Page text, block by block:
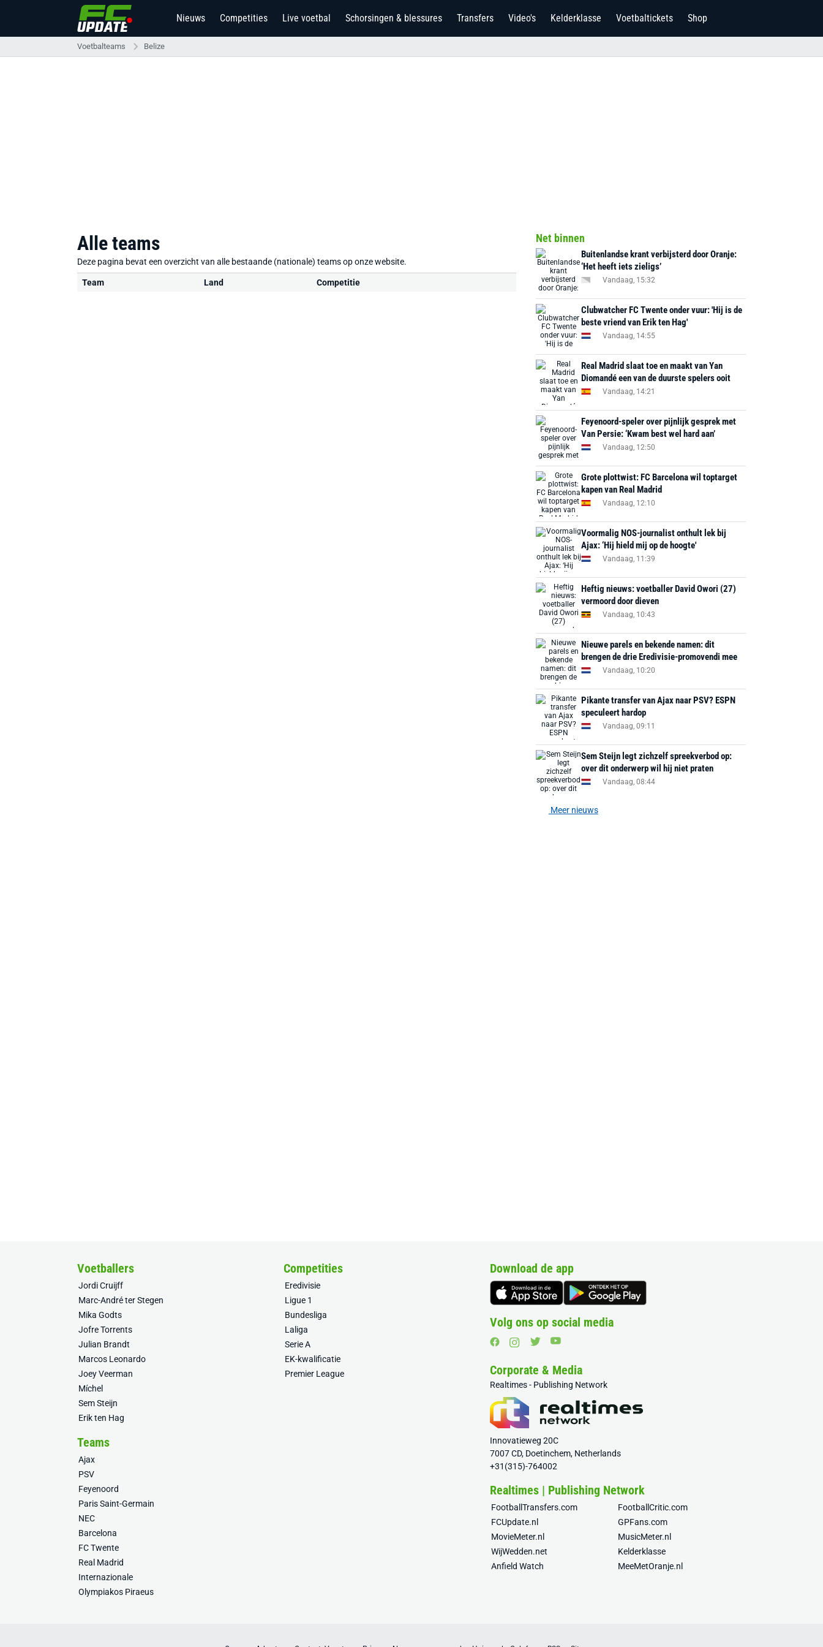
Nieuws Competities Live voetbal Schorsingen & blessures Transfers Video's Kelderklasse Voetbaltickets Shop
Voetbalteams Belize
Alle teams
Deze pagina bevat een overzicht van alle bestaande (nationale) teams op onze website.
Team Land Competitie
Net binnen
Buitenlandse krant verbijsterd door Oranje:
‘Het heeft iets zieligs’
Vandaag, 15:32
Clubwatcher FC Twente onder vuur: 'Hij is de
beste vriend van Erik ten Hag'
Vandaag, 14:55
Real Madrid slaat toe en maakt van Yan
Diomandé een van de duurste spelers ooit
Vandaag, 14:21
Feyenoord-speler over pijnlijk gesprek met
Van Persie: ‘Kwam best wel hard aan’
Vandaag, 12:50
Grote plottwist: FC Barcelona wil toptarget
kapen van Real Madrid
Vandaag, 12:10
Voormalig NOS-journalist onthult lek bij
Ajax: ‘Hij hield mij op de hoogte'
Vandaag, 11:39
Heftig nieuws: voetballer David Owori (27)
vermoord door dieven
Vandaag, 10:43
Nieuwe parels en bekende namen: dit
brengen de drie Eredivisie-promovendi mee
Vandaag, 10:20
Pikante transfer van Ajax naar PSV? ESPN
speculeert hardop
Vandaag, 09:11
Sem Steijn legt zichzelf spreekverbod op:
over dit onderwerp wil hij niet praten
Vandaag, 08:44
Meer nieuws
Voetballers
Jordi Cruijff
Marc-André ter Stegen
Mika Godts
Jofre Torrents
Julian Brandt
Marcos Leonardo
Joey Veerman
Míchel
Sem Steijn
Erik ten Hag
Competities
Eredivisie
Ligue 1
Bundesliga
Laliga
Serie A
EK-kwalificatie
Premier League
Teams
Ajax
PSV
Feyenoord
Paris Saint-Germain
NEC
Barcelona
FC Twente
Real Madrid
Internazionale
Olympiakos Piraeus
Download de app
Volg ons op social media
Corporate & Media
Realtimes - Publishing Network
Innovatieweg 20C
7007 CD, Doetinchem, Netherlands
+31(315)-764002
Realtimes | Publishing Network
FootballTransfers.com
FootballCritic.com
FCUpdate.nl
GPFans.com
MovieMeter.nl
MusicMeter.nl
WijWedden.net
Kelderklasse
Anfield Watch
MeeMetOranje.nl